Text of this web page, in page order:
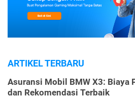
ARTIKEL TERBARU
Asuransi Mobil BMW X3: Biaya
dan Rekomendasi Terbaik